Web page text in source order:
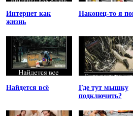
Интернет как
жизнь
Наконец-то я
Найдется всё
Где тут мышку
подключить?